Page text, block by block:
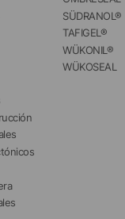
SÜDRANOL®
TAFIGEL®
WÜKONIL®
WÜKOSEAL